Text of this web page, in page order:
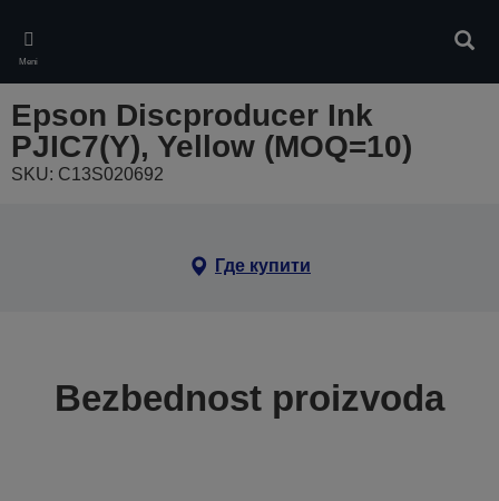
main
content
Meni
Epson Discproducer Ink
PJIC7(Y), Yellow (MOQ=10)
SKU: C13S020692
Где купити
Bezbednost proizvoda